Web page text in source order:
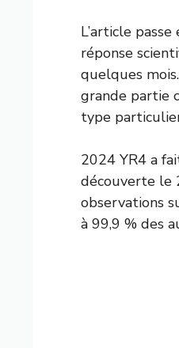
L’article
réponse
quelques
grande partie
type
2024 YR4 a
découverte le
observations
à 99,9 % des